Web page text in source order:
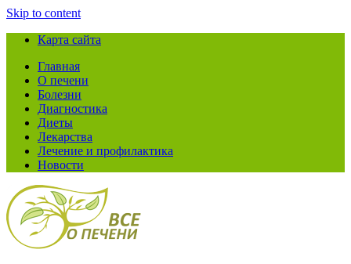
Skip to content
Карта сайта
Главная
О печени
Болезни
Диагностика
Диеты
Лекарства
Лечение и профилактика
Новости